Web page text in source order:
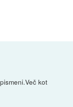
kot